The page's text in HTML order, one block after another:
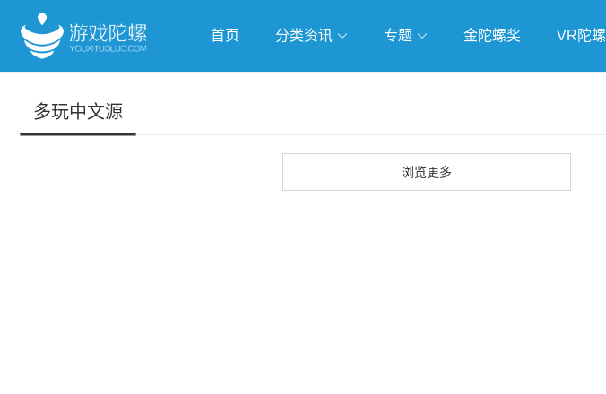
首页 分类资讯 专题 金陀螺奖 VR陀螺
多玩中文源
浏览更多